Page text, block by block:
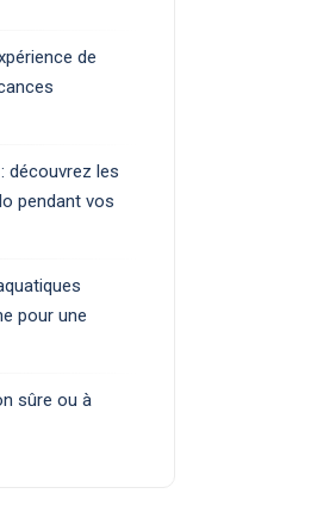
de
découvrez les
pendant vos
pour une
sûre ou à